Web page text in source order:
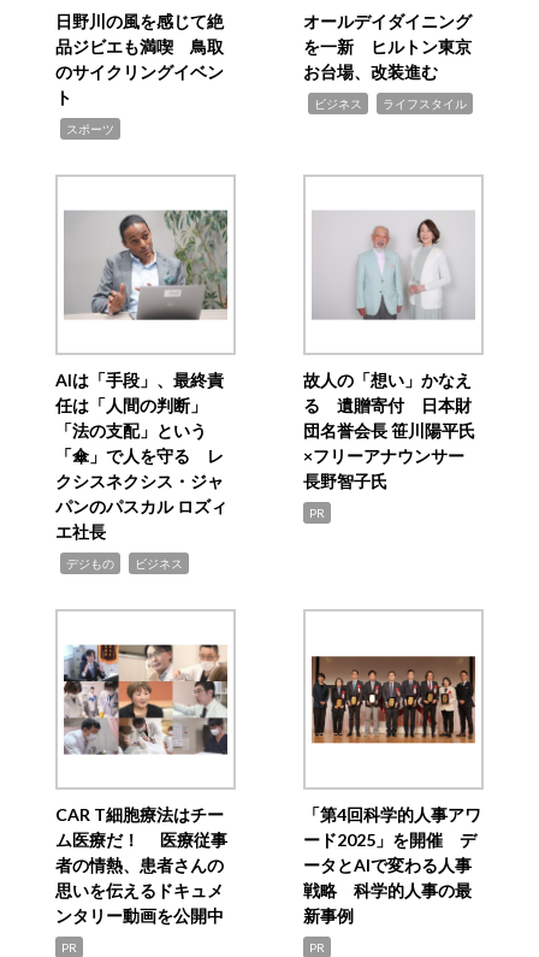
日野川の風を感じて絶
品ジビエも満喫 鳥取
のサイクリングイベン
ト
スポーツ
オールデイダイニング
を一新 ヒルトン東京
お台場、改装進む
ビジネス ライフスタイル
AIは「手段」、最終責
任は「人間の判断」
「法の支配」という
「傘」で人を守る レ
クシスネクシス・ジャ
パンのパスカル ロズィ
エ社長
デジもの ビジネス
故人の「想い」かなえ
る 遺贈寄付 日本財
団名誉会長 笹川陽平氏
×フリーアナウンサー
長野智子氏
PR
CAR T細胞療法はチー
ム医療だ！ 医療従事
者の情熱、患者さんの
思いを伝えるドキュメ
ンタリー動画を公開中
PR
「第4回科学的人事アワ
ード2025」を開催 デ
ータとAIで変わる人事
戦略 科学的人事の最
新事例
PR